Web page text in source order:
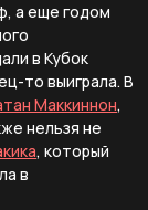
а еще годом
в Кубок
то выиграла. В
Маккиннон,
нельзя не
, который
в